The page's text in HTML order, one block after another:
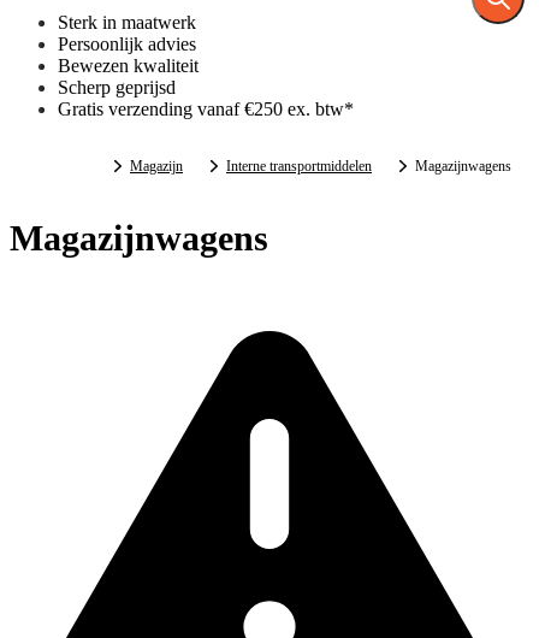
Sterk in maatwerk
Persoonlijk advies
Bewezen kwaliteit
Scherp geprijsd
Gratis verzending vanaf €250 ex. btw*
Magazijn Interne transportmiddelen Magazijnwagens
Magazijnwagens